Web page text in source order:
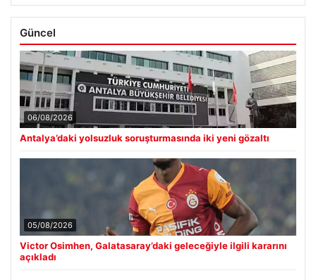
Güncel
06/08/2026
Antalya’daki yolsuzluk soruşturmasında iki yeni gözaltı
05/08/2026
Victor Osimhen, Galatasaray’daki geleceğiyle ilgili kararını
açıkladı